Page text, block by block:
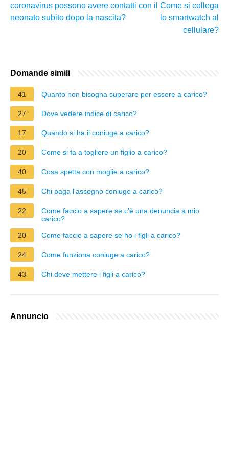
coronavirus possono avere contatti con il
neonato subito dopo la nascita?
Come si collega
lo smartwatch al
cellulare?
Domande simili
41 Quanto non bisogna superare per essere a carico?
27 Dove vedere indice di carico?
17 Quando si ha il coniuge a carico?
20 Come si fa a togliere un figlio a carico?
40 Cosa spetta con moglie a carico?
45 Chi paga l'assegno coniuge a carico?
22
Come faccio a sapere se c'è una denuncia a mio
carico?
20
Come faccio a sapere se ho i figli a carico?
24 Come funziona coniuge a carico?
43 Chi deve mettere i figli a carico?
Annuncio